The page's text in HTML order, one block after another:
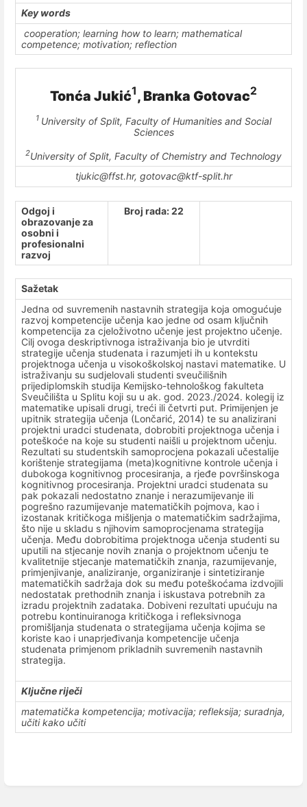
Key words
cooperation; learning how to learn; mathematical
competence; motivation; reflection
Tonća Jukić1, Branka Gotovac2
1 University of Split, Faculty of Humanities and Social
Sciences
2University of Split, Faculty of Chemistry and Technology
tjukic@ffst.hr, gotovac@ktf-split.hr
Odgoj i
obrazovanje za
osobni i
profesionalni
razvoj
Broj rada: 22
Sažetak
Jedna od suvremenih nastavnih strategija koja omogućuje
razvoj kompetencije učenja kao jedne od osam ključnih
kompetencija za cjeloživotno učenje jest projektno učenje.
Cilj ovoga deskriptivnoga istraživanja bio je utvrditi
strategije učenja studenata i razumjeti ih u kontekstu
projektnoga učenja u visokoškolskoj nastavi matematike. U
istraživanju su sudjelovali studenti sveučilišnih
prijediplomskih studija Kemijsko-tehnološkog fakulteta
Sveučilišta u Splitu koji su u ak. god. 2023./2024. kolegij iz
matematike upisali drugi, treći ili četvrti put. Primijenjen je
upitnik strategija učenja (Lončarić, 2014) te su analizirani
projektni uradci studenata, dobrobiti projektnoga učenja i
poteškoće na koje su studenti naišli u projektnom učenju.
Rezultati su studentskih samoprocjena pokazali učestalije
korištenje strategijama (meta)kognitivne kontrole učenja i
dubokoga kognitivnog procesiranja, a rjeđe površinskoga
kognitivnog procesiranja. Projektni uradci studenata su
pak pokazali nedostatno znanje i nerazumijevanje ili
pogrešno razumijevanje matematičkih pojmova, kao i
izostanak kritičkoga mišljenja o matematičkim sadržajima,
što nije u skladu s njihovim samoprocjenama strategija
učenja. Među dobrobitima projektnoga učenja studenti su
uputili na stjecanje novih znanja o projektnom učenju te
kvalitetnije stjecanje matematičkih znanja, razumijevanje,
primjenjivanje, analiziranje, organiziranje i sintetiziranje
matematičkih sadržaja dok su među poteškoćama izdvojili
nedostatak prethodnih znanja i iskustava potrebnih za
izradu projektnih zadataka. Dobiveni rezultati upućuju na
potrebu kontinuiranoga kritičkoga i refleksivnoga
promišljanja studenata o strategijama učenja kojima se
koriste kao i unaprjeđivanja kompetencije učenja
studenata primjenom prikladnih suvremenih nastavnih
strategija.
Ključne riječi
matematička kompetencija; motivacija; refleksija; suradnja,
učiti kako učiti